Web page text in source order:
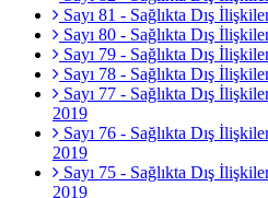
Sayı 81 - Sağlıkta Dış
Sayı 80 - Sağlıkta Dış
Sayı 79 - Sağlıkta Dış
Sayı 78 - Sağlıkta Dış
Sayı 77 - Sağlıkta Dış
2019
Sayı 76 - Sağlıkta Dış
2019
Sayı 75 - Sağlıkta Dış
2019